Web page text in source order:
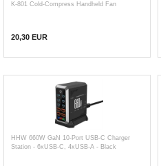
K-801 Cold-Compress Handheld Fan
20,30 EUR
HHW 660W GaN 10-Port USB-C Charger
Station - 6xUSB-C, 4xUSB-A - Black